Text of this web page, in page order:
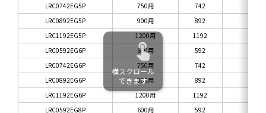
LRC0742EG5P
750用 742
LRC0892EG5P
900用 892
LRC1192EG5P
1200用 1192
LRC0592EG6P
600用 592
LRC0742EG6P
750用 742
LRC0892EG6P
900用 892
LRC1192EG6P
1200用 1192
LRC0592EG8P
600用 592
横スクロール
できます